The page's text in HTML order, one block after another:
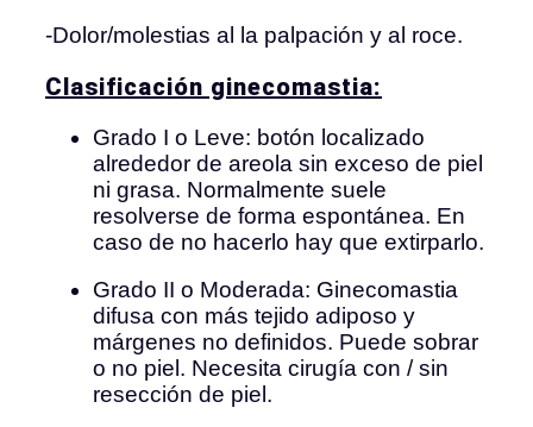
-Dolor/molestias al la palpación y al roce.
Clasificación ginecomastia:
Grado I o Leve: botón localizado
alrededor de areola sin exceso de piel
ni grasa. Normalmente suele
resolverse de forma espontánea. En
caso de no hacerlo hay que extirparlo.
Grado II o Moderada: Ginecomastia
difusa con más tejido adiposo y
márgenes no definidos. Puede sobrar
o no piel. Necesita cirugía con / sin
resección de piel.